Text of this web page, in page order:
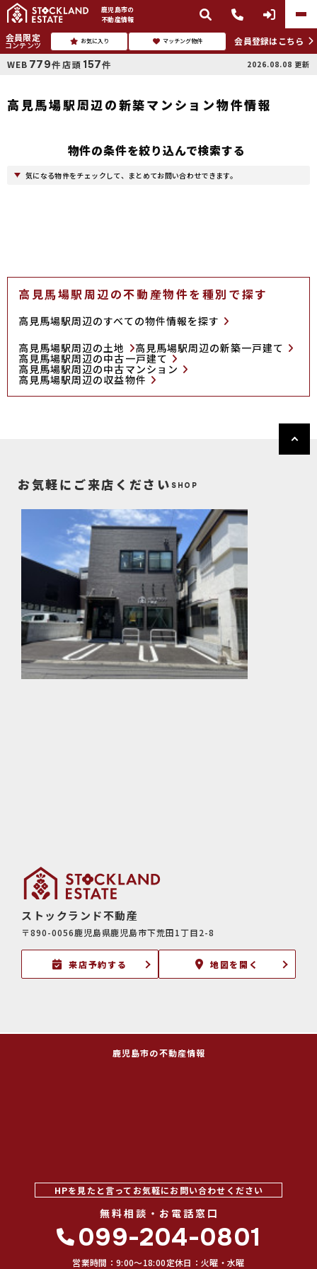
鹿児島市の
不動産情報
会員限定
コンテンツ お気に入り マッチング物件
会員登録はこちら
WEB 779件 店頭 157件 2026.08.08 更新
高見馬場駅周辺の新築マンション物件情報
物件の条件を絞り込んで検索する
気になる物件をチェックして、まとめてお問い合わせできます。
高見馬場駅周辺の不動産物件を種別で探す
高見馬場駅周辺のすべての物件情報を探す
高見馬場駅周辺の土地
高見馬場駅周辺の新築一戸建て
高見馬場駅周辺の中古一戸建て
高見馬場駅周辺の中古マンション
高見馬場駅周辺の収益物件
お気軽にご来店ください SHOP
ストックランド不動産
〒890-0056鹿児島県鹿児島市下荒田1丁目2-8
来店予約する 地図を開く
鹿児島市の不動産情報
HPを見たと言ってお気軽にお問い合わせください
無料相談・お電話窓口
099-204-0801
営業時間：9:00〜18:00定休日：火曜・水曜